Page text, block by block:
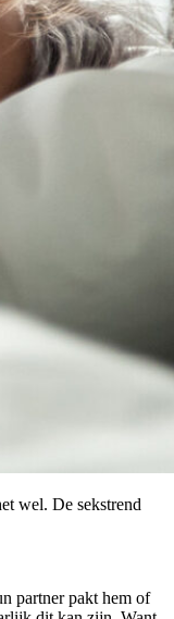
wel. De sekstrend
partner pakt hem of